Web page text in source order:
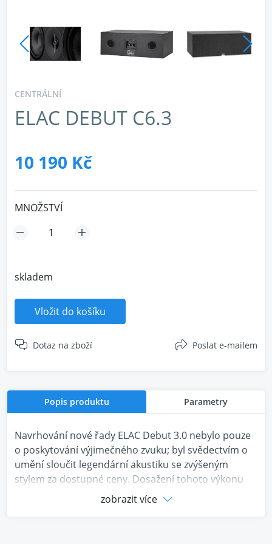
CENTRÁLNÍ
ELAC DEBUT C6.3
10 190 Kč
MNOŽSTVÍ
skladem
Vložit do košíku
Dotaz na zboží Poslat e-mailem
Popis produktu Parametry
Navrhování nové řady ELAC Debut 3.0 nebylo pouze
o poskytování výjimečného zvuku; byl svědectvím o
umění sloučit legendární akustiku se zvýšeným
stylem za dostupné ceny. Dosažení tohoto výkonu
vyžadovalo směs kreativity, elánu a neúnavné snahy
zobrazit více